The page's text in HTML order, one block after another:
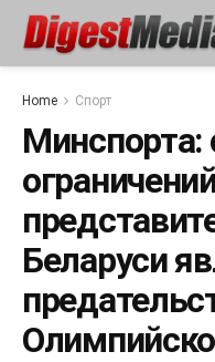
Home Спорт
Минспорта:
Беларуси